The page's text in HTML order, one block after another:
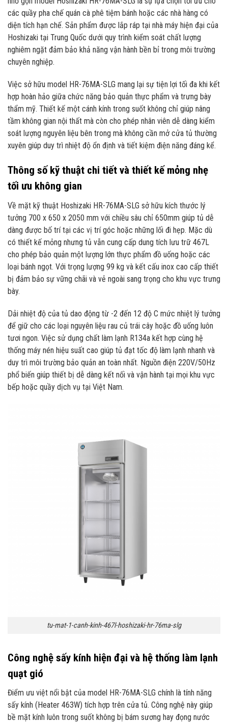
các quầy pha chế quán cà phê tiệm bánh hoặc các nhà hàng có
diện tích hạn chế. Sản phẩm được lắp ráp tại nhà máy hiện đại của
Hoshizaki tại Trung Quốc dưới quy trình kiểm soát chất lượng
nghiêm ngặt đảm bảo khả năng vận hành bền bỉ trong môi trường
chuyên nghiệp.
Việc sở hữu model HR-76MA-SLG mang lại sự tiện lợi tối đa khi kết
hợp hoàn hảo giữa chức năng bảo quản thực phẩm và trưng bày
thẩm mỹ. Thiết kế một cánh kính trong suốt không chỉ giúp nâng
tầm không gian nội thất mà còn cho phép nhân viên dễ dàng kiểm
soát lượng nguyên liệu bên trong mà không cần mở cửa tủ thường
xuyên giúp duy trì nhiệt độ ổn định và tiết kiệm điện năng đáng kể.
Thông số kỹ thuật chi tiết và thiết kế mỏng nhẹ
tối ưu không gian
Về mặt kỹ thuật Hoshizaki HR-76MA-SLG sở hữu kích thước lý
tưởng 700 x 650 x 2050 mm với chiều sâu chỉ 650mm giúp tủ dễ
dàng được bố trí tại các vị trí góc hoặc những lối đi hẹp. Mặc dù
có thiết kế mỏng nhưng tủ vẫn cung cấp dung tích lưu trữ 467L
cho phép bảo quản một lượng lớn thực phẩm đồ uống hoặc các
loại bánh ngọt. Với trọng lượng 99 kg và kết cấu inox cao cấp thiết
bị đảm bảo sự vững chãi và vẻ ngoài sang trọng cho khu vực trưng
bày.
Dải nhiệt độ của tủ dao động từ -2 đến 12 độ C mức nhiệt lý tưởng
để giữ cho các loại nguyên liệu rau củ trái cây hoặc đồ uống luôn
tươi ngon. Việc sử dụng chất làm lạnh R134a kết hợp cùng hệ
thống máy nén hiệu suất cao giúp tủ đạt tốc độ làm lạnh nhanh và
duy trì môi trường bảo quản an toàn nhất. Nguồn điện 220V/50Hz
phổ biến giúp thiết bị dễ dàng kết nối và vận hành tại mọi khu vực
bếp hoặc quầy dịch vụ tại Việt Nam.
tu-mat-1-canh-kinh-467l-hoshizaki-hr-76ma-slg
Công nghệ sấy kính hiện đại và hệ thống làm lạnh
quạt gió
Điểm ưu việt nổi bật của model HR-76MA-SLG chính là tính năng
sấy kính (Heater 463W) tích hợp trên cửa tủ. Công nghệ này giúp
bề mặt kính luôn trong suốt không bị bám sương hay đọng nước